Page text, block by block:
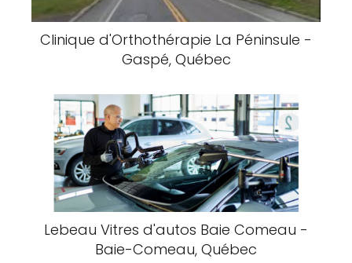
Clinique d'Orthothérapie La Péninsule -
Gaspé, Québec
Lebeau Vitres d'autos Baie Comeau -
Baie-Comeau, Québec